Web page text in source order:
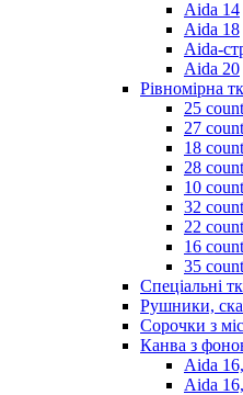
Aida 14
Aida 18
Aida-
Aida 20
Рівномірна
25 count
27 count
18 count
28 count
10 count
32 count
22 count
16 count
35 count
Спеціальні
Рушники,
Сорочки з
Канва з
Aida
Aida